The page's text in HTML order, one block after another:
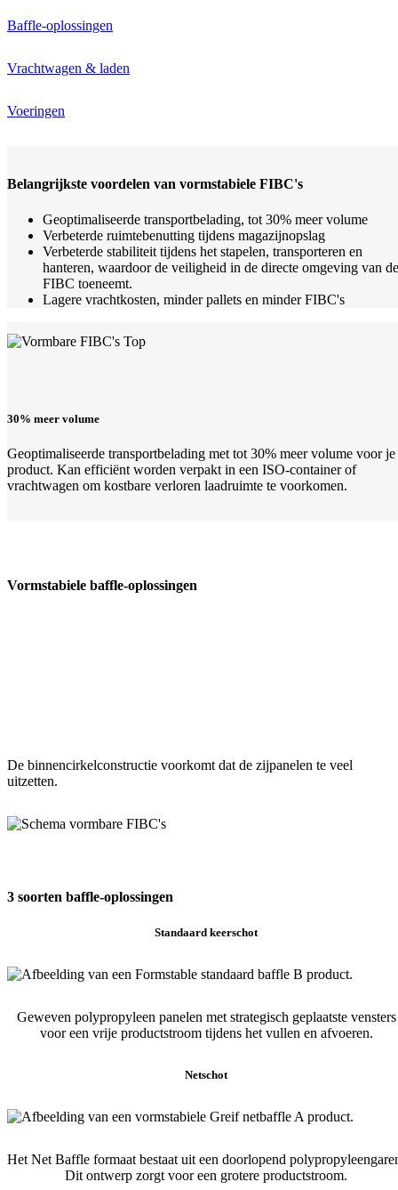
Baffle-oplossingen
Vrachtwagen & laden
Voeringen
Belangrijkste voordelen van vormstabiele FIBC's
Geoptimaliseerde transportbelading, tot 30% meer volume
Verbeterde ruimtebenutting tijdens magazijnopslag
Verbeterde stabiliteit tijdens het stapelen, transporteren en
hanteren, waardoor de veiligheid in de directe omgeving van de
FIBC toeneemt.
Lagere vrachtkosten, minder pallets en minder FIBC's
30% meer volume
Geoptimaliseerde transportbelading met tot 30% meer volume voor je
product. Kan efficiënt worden verpakt in een ISO-container of
vrachtwagen om kostbare verloren laadruimte te voorkomen.
Vormstabiele baffle-oplossingen
De binnencirkelconstructie voorkomt dat de zijpanelen te veel
uitzetten.
3 soorten baffle-oplossingen
Standaard keerschot
Geweven polypropyleen panelen met strategisch geplaatste vensters
voor een vrije productstroom tijdens het vullen en afvoeren.
Netschot
Het Net Baffle formaat bestaat uit een doorlopend
Dit ontwerp zorgt voor een grotere productstroom.